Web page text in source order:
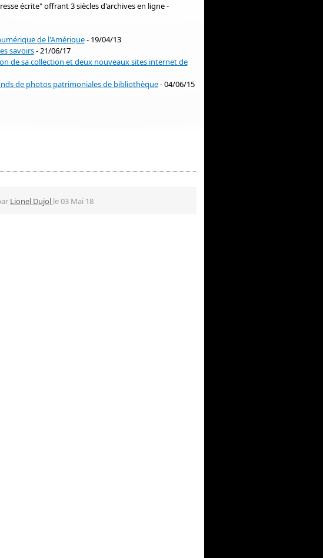
écrite" offrant 3 siècles d'archives en ligne -
de l'Amérique- 19/04/13
savoirs- 21/06/17
de sa collection et deux nouveaux sites internet de
de photos patrimoniales de bibliothèque- 04/06/15
Lionel Dujol le 03 Mai 18